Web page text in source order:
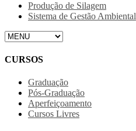
Produção de Silagem
Sistema de Gestão Ambiental
CURSOS
Graduação
Pós-Graduação
Aperfeiçoamento
Cursos Livres